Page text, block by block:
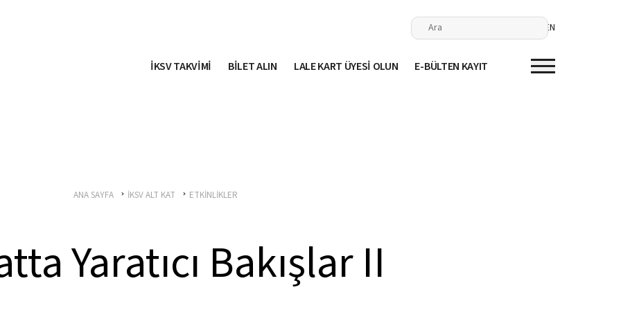
EN
İKSV TAKVİMİ BİLET ALIN LALE KART ÜYESİ OLUN E-BÜLTEN KAYIT
ANA SAYFA İKSV ALT KAT ETKİNLİKLER
Yaratıcı Bakışlar II